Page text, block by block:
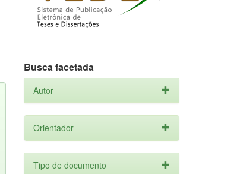
Busca facetada
Autor
Orientador
Tipo de documento